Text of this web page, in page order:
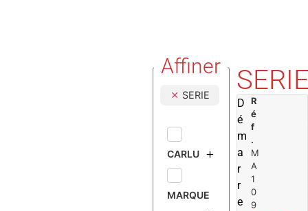
Affiner
SERIE
CARLU
MARQUE
SERIE
D
é
m
a
r
r
e
R
é
f
.
M
A
1
0
9